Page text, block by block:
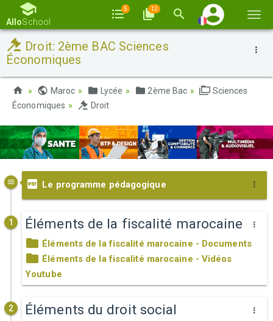
la
AlloSchool
5 12
Droit: 2ème BAC Sciences
Économiques
Maroc Lycée 2ème Bac
Sciences
Économiques
Droit
Le programme pédagogique
1 Éléments de la fiscalité marocaine
Éléments de la fiscalité marocaine - Documents
Éléments de la fiscalité marocaine - Vidéos
Youtube
2 Éléments du droit social